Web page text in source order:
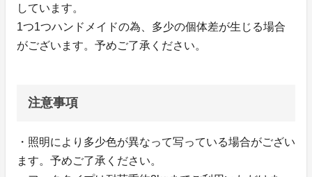
しています。
1つ1つハンドメイドの為、多少の個体差が生じる場合
がございます。予めご了承ください。
注意事項
・照明により多少色が異なって写っている場合がござい
ます。予めご了承ください。